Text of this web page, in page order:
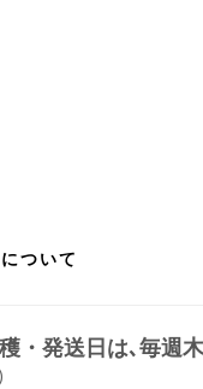
ついて
・発送日は､毎週木